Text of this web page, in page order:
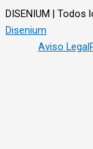
DISENIUM |
Disenium
Aviso Legal